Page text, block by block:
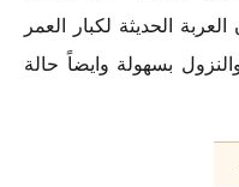
الحديثة لكبار العمر
بسهولة وايضاً حالة